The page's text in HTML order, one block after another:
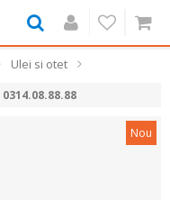
Ulei si otet
0314.08.88.88
Nou